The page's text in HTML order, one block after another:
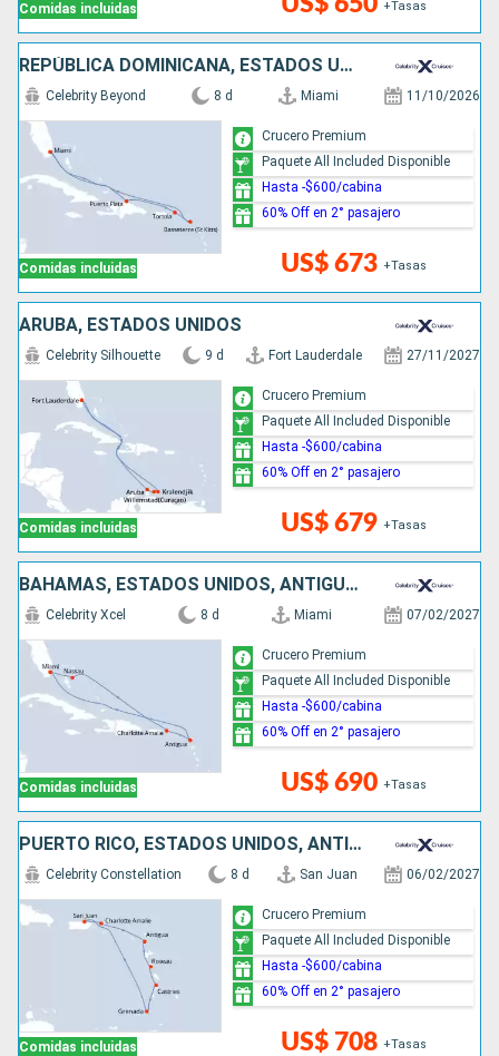
Comidas incluidas +Tasas
REPÚBLICA DOMINICANA, ESTADOS UNIDOS
Comidas incluidas
Celebrity Beyond 8 d Miami 11/10/2026
US$ 673 +Tasas
Crucero Premium
Paquete All Included Disponible
Hasta -$600/cabina
60% Off en 2° pasajero
ARUBA, ESTADOS UNIDOS
Comidas incluidas
Celebrity Silhouette 9 d Fort Lauderdale 27/11/2027
US$ 679 +Tasas
Crucero Premium
Paquete All Included Disponible
Hasta -$600/cabina
60% Off en 2° pasajero
BAHAMAS, ESTADOS UNIDOS, ANTIGUA Y BARBUDA
Comidas incluidas
Celebrity Xcel 8 d Miami 07/02/2027
US$ 690 +Tasas
Crucero Premium
Paquete All Included Disponible
Hasta -$600/cabina
60% Off en 2° pasajero
PUERTO RICO, ESTADOS UNIDOS, ANTIGUA Y BARBUDA, DOMINICA, SANTA LUCIA, GRENADA
Comidas incluidas
Celebrity Constellation 8 d San Juan 06/02/2027
US$ 708 +Tasas
Crucero Premium
Paquete All Included Disponible
Hasta -$600/cabina
60% Off en 2° pasajero